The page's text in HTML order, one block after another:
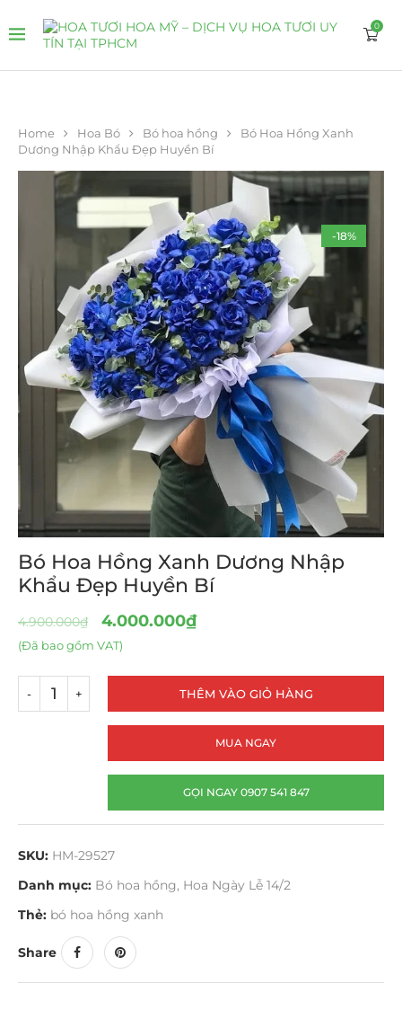
0
Home Hoa Bó Bó hoa hồng
Bó Hoa Hồng Xanh
Dương Nhập Khẩu Đẹp Huyền Bí
-18%
Bó Hoa Hồng Xanh Dương Nhập
Khẩu Đẹp Huyền Bí
4.900.000₫ 4.000.000₫
(Đã bao gồm VAT)
THÊM VÀO GIỎ HÀNG
MUA NGAY
GỌI NGAY 0907 541 847
SKU: HM-29527
Danh mục: Bó hoa hồng, Hoa Ngày Lễ 14/2
Thẻ: bó hoa hồng xanh
Share